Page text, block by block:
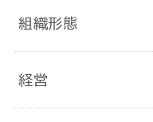
組織形態
経営